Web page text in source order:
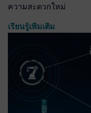
ความสะดวกใหม่
เรียนรู้เพิ่มเติม